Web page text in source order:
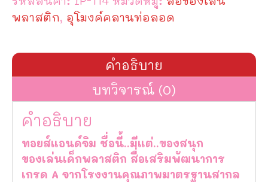
รถไฟ
แสน
สนุก
อุโมงค์
รถไฟ
พลาสติก, อุโมงค์คลานท่อลอด
คำอธิบาย
บทวิจารณ์ (0)
คำอธิบาย
ทอยส์แอนด์จิม ชื่อนี้..มีแต่..ของสนุก
ของเล่นเด็กพลาสติก สื่อเสริมพัฒนาการ
เกรด A จากโรงงานคุณภาพมาตรฐานสากล